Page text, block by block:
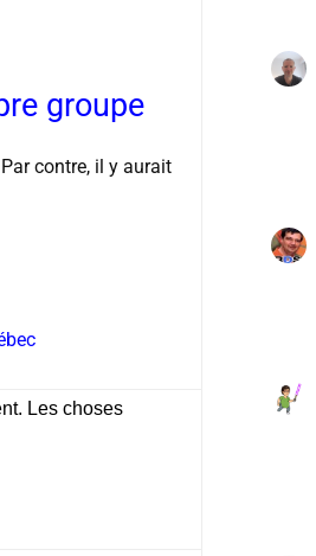
groupe
contre, il y aurait
Les choses